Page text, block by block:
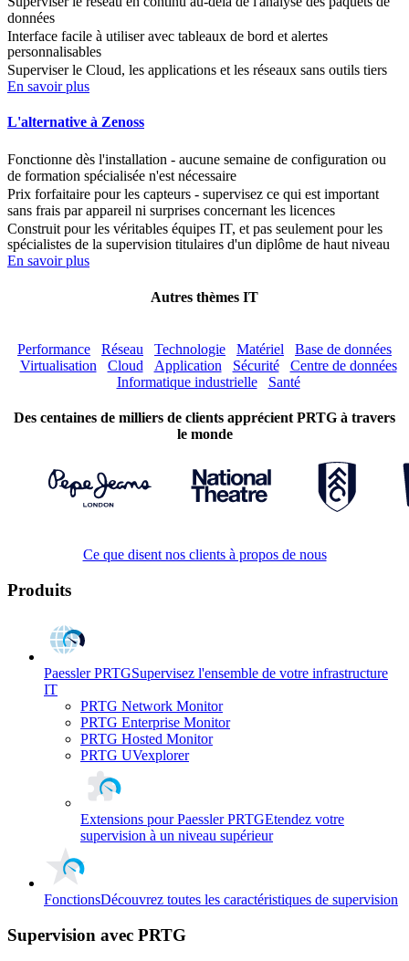
données
Interface facile à utiliser avec tableaux de bord et alertes
personnalisables
Superviser le Cloud, les applications et les réseaux sans outils tiers
En savoir plus
L'alternative à Zenoss
Fonctionne dès l'installation - aucune semaine de configuration ou
de formation spécialisée n'est nécessaire
Prix forfaitaire pour les capteurs - supervisez ce qui est important
sans frais par appareil ni surprises concernant les licences
Construit pour les véritables équipes IT, et pas seulement pour les
spécialistes de la supervision titulaires d'un diplôme de haut niveau
En savoir plus
Autres thèmes IT
Performance Réseau Technologie Matériel
Base de données
Virtualisation
Cloud Application Sécurité
Centre de données
Informatique industrielle
Santé
Des centaines de milliers de clients apprécient PRTG à travers
le monde
Ce que disent nos clients à propos de nous
Produits
Paessler PRTGSupervisez l'ensemble de votre infrastructure
IT
PRTG Network Monitor
PRTG Enterprise Monitor
PRTG Hosted Monitor
PRTG UVexplorer
Extensions pour Paessler PRTGEtendez votre
supervision à un niveau supérieur
FonctionsDécouvrez toutes les caractéristiques de supervision
Supervision avec PRTG